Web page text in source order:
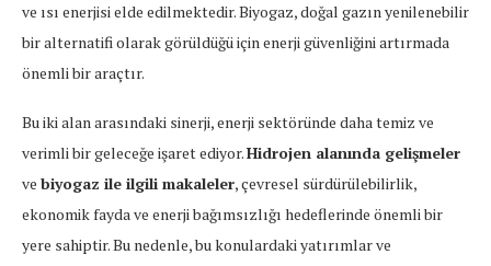
ve ısı enerjisi elde edilmektedir. Biyogaz, doğal gazın yenilenebilir
bir alternatifi olarak görüldüğü için enerji güvenliğini artırmada
önemli bir araçtır.
Bu iki alan arasındaki sinerji, enerji sektöründe daha temiz ve
verimli bir geleceğe işaret ediyor.Hidrojen alanında gelişmeler
ve biyogaz ile ilgili makaleler, çevresel sürdürülebilirlik,
ekonomik fayda ve enerji bağımsızlığı hedeflerinde önemli bir
yere sahiptir. Bu nedenle, bu konulardaki yatırımlar ve